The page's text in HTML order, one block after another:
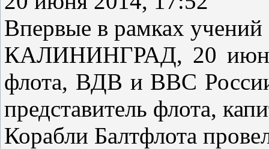
Впервые в рамках учений
КАЛИНИНГРАД, 20 июня.
флота, ВДВ и ВВС
представитель флота,
Корабли Балтфлота